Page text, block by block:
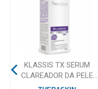
Medicamentos
KLASSIS TX SERUM
CLAREADOR DA PELE
30GR